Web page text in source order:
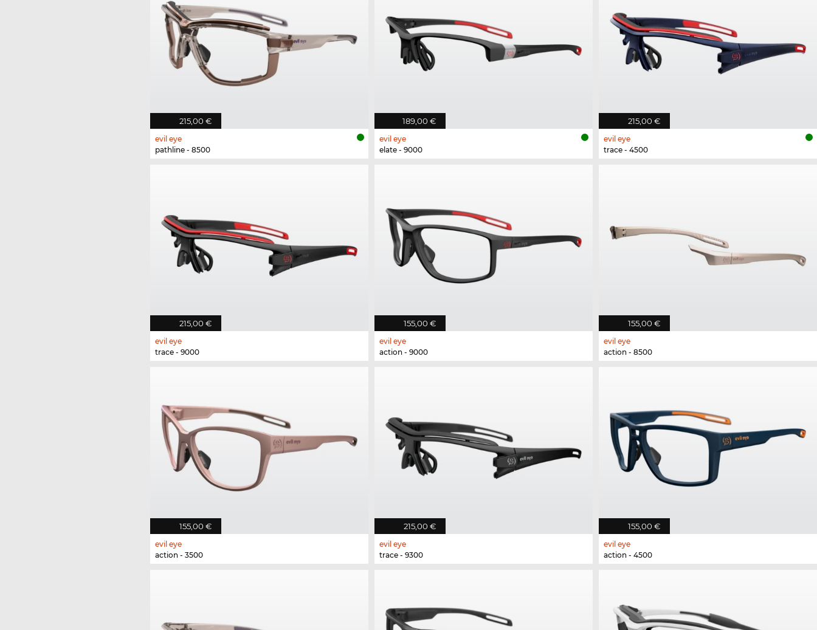
215,00 €
evil eye
pathline - 8500
189,00 €
evil eye
elate - 9000
215,00 €
evil eye
trace - 4500
215,00 €
evil eye
trace - 9000
155,00 €
evil eye
action - 9000
155,00 €
evil eye
action - 8500
155,00 €
evil eye
action - 3500
215,00 €
evil eye
trace - 9300
155,00 €
evil eye
action - 4500